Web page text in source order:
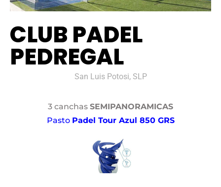
CLUB PADEL
PEDREGAL
San Luis Potosi, SLP
3 canchas SEMIPANORAMICAS
Pasto Padel Tour Azul 850 GRS